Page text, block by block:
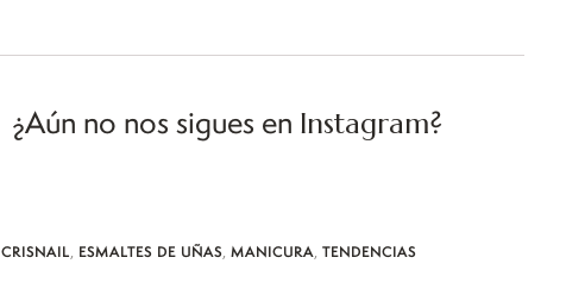
¿Aún no nos sigues en Instagram?
CRISNAIL, ESMALTES DE UÑAS, MANICURA, TENDENCIAS